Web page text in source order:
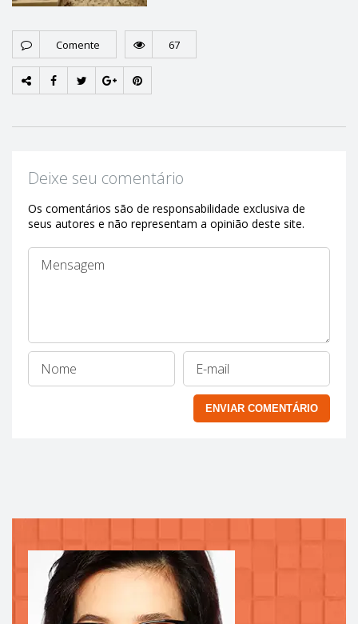
Comente 67
Deixe seu comentário
Os comentários são de responsabilidade exclusiva de
seus autores e não representam a opinião deste site.